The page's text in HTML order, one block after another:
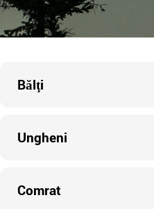
Bălţi
Ungheni
Comrat